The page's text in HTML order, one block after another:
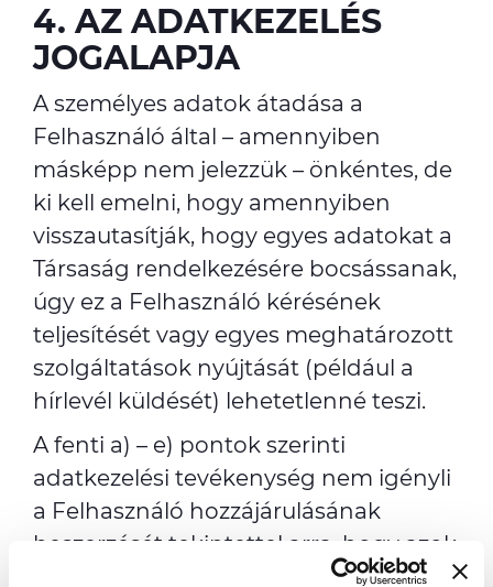
4. AZ ADATKEZELÉS
JOGALAPJA
A személyes adatok átadása a
Felhasználó által – amennyiben
másképp nem jelezzük – önkéntes, de
ki kell emelni, hogy amennyiben
visszautasítják, hogy egyes adatokat a
Társaság rendelkezésére bocsássanak,
úgy ez a Felhasználó kérésének
teljesítését vagy egyes meghatározott
szolgáltatások nyújtását (például a
hírlevél küldését) lehetetlenné teszi.
A fenti a) – e) pontok szerinti
adatkezelési tevékenység nem igényli
a Felhasználó hozzájárulásának
beszerzését tekintettel arra, hogy azok
attól eltérő jogalapon nyugszanak,